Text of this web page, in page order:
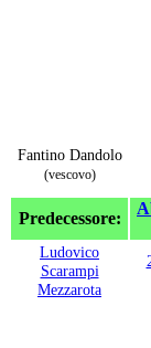
Fantino Dandolo
(vescovo)
Predecessore:
Ludovico
Scarampi
Mezzarota